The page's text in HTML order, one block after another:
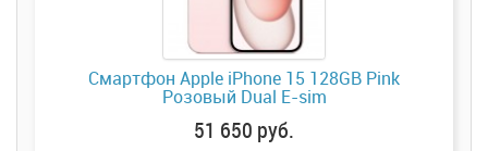
Смартфон Apple iPhone 15 128GB Pink
Розовый Dual E-sim
51 650 руб.